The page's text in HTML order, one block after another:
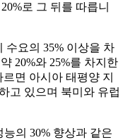
로 그 뒤를 따릅니
수요의 35% 이상을 차
20%와 25%를 차지한
면 아시아 태평양 지
고 있으며 북미와 유럽
의 30% 향상과 같은